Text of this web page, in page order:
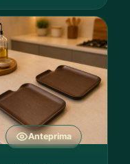
Anteprima